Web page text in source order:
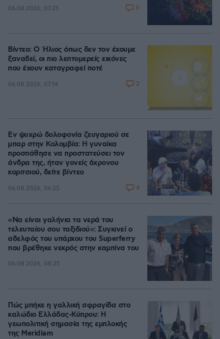
06.08.2026, 07:25 8
Loaded:
Βίντεο: Ο Ήλιος όπως δεν τον έχουμε
ξαναδεί, οι πιο λεπτομερείς εικόνες
που έχουν καταγραφεί ποτέ
06.08.2026, 07:14 2
Εν ψυχρώ δολοφονία ζευγαριού σε
μπαρ στην Κολομβία: Η γυναίκα
προσπάθησε να προστατεύσει τον
άνδρα της, ήταν γονείς 6χρονου
κοριτσιού, δείτε βίντεο
06.08.2026, 06:25 4
«Να είναι γαλήνια τα νερά του
τελευταίου σου ταξιδιού»: Συγκινεί ο
αδελφός του υπάρχου του Superferry
που βρέθηκε νεκρός στην καμπίνα του
06.08.2026, 08:25
Πώς μπήκε η γαλλική σφραγίδα στο
καλώδιο Ελλάδας-Κύπρου: Η
γεωπολιτική σημασία της εμπλοκής
της Meridiam